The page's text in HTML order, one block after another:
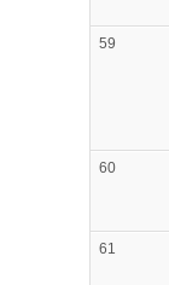
59
60
61